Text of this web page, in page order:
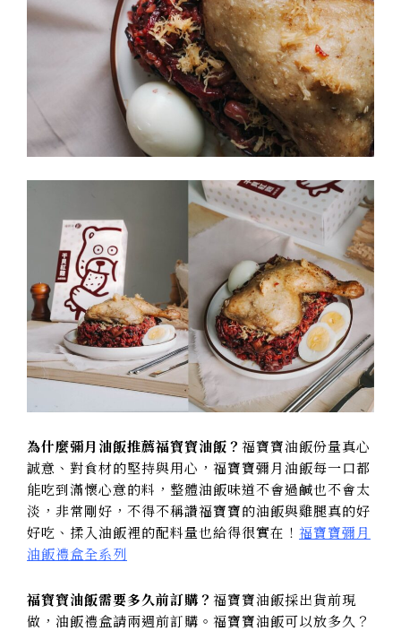
為什麼彌月油飯推薦福寶寶油飯？ 福寶寶油飯份量真心
誠意、對食材的堅持與用心，福寶寶彌月油飯每一口都
能吃到滿懷心意的料，整體油飯味道不會過鹹也不會太
淡，非常剛好，不得不稱讚福寶寶的油飯與雞腿真的好
好吃、揉入油飯裡的配料量也給得很實在！ 福寶寶彌月
油飯禮盒全系列
福寶寶油飯需要多久前訂購？ 福寶寶油飯採出貨前現
做，油飯禮盒請兩週前訂購。福寶寶油飯可以放多久？